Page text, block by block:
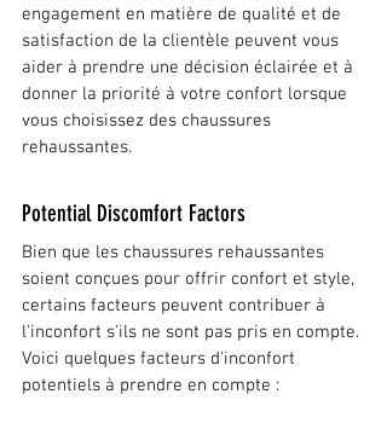
engagement en matière de qualité et de
satisfaction de la clientèle peuvent vous
aider à prendre une décision éclairée et à
donner la priorité à votre confort lorsque
vous choisissez des chaussures
rehaussantes.
Potential Discomfort Factors
Bien que les chaussures rehaussantes
soient conçues pour offrir confort et style,
certains facteurs peuvent contribuer à
l'inconfort s'ils ne sont pas pris en compte.
Voici quelques facteurs d'inconfort
potentiels à prendre en compte :